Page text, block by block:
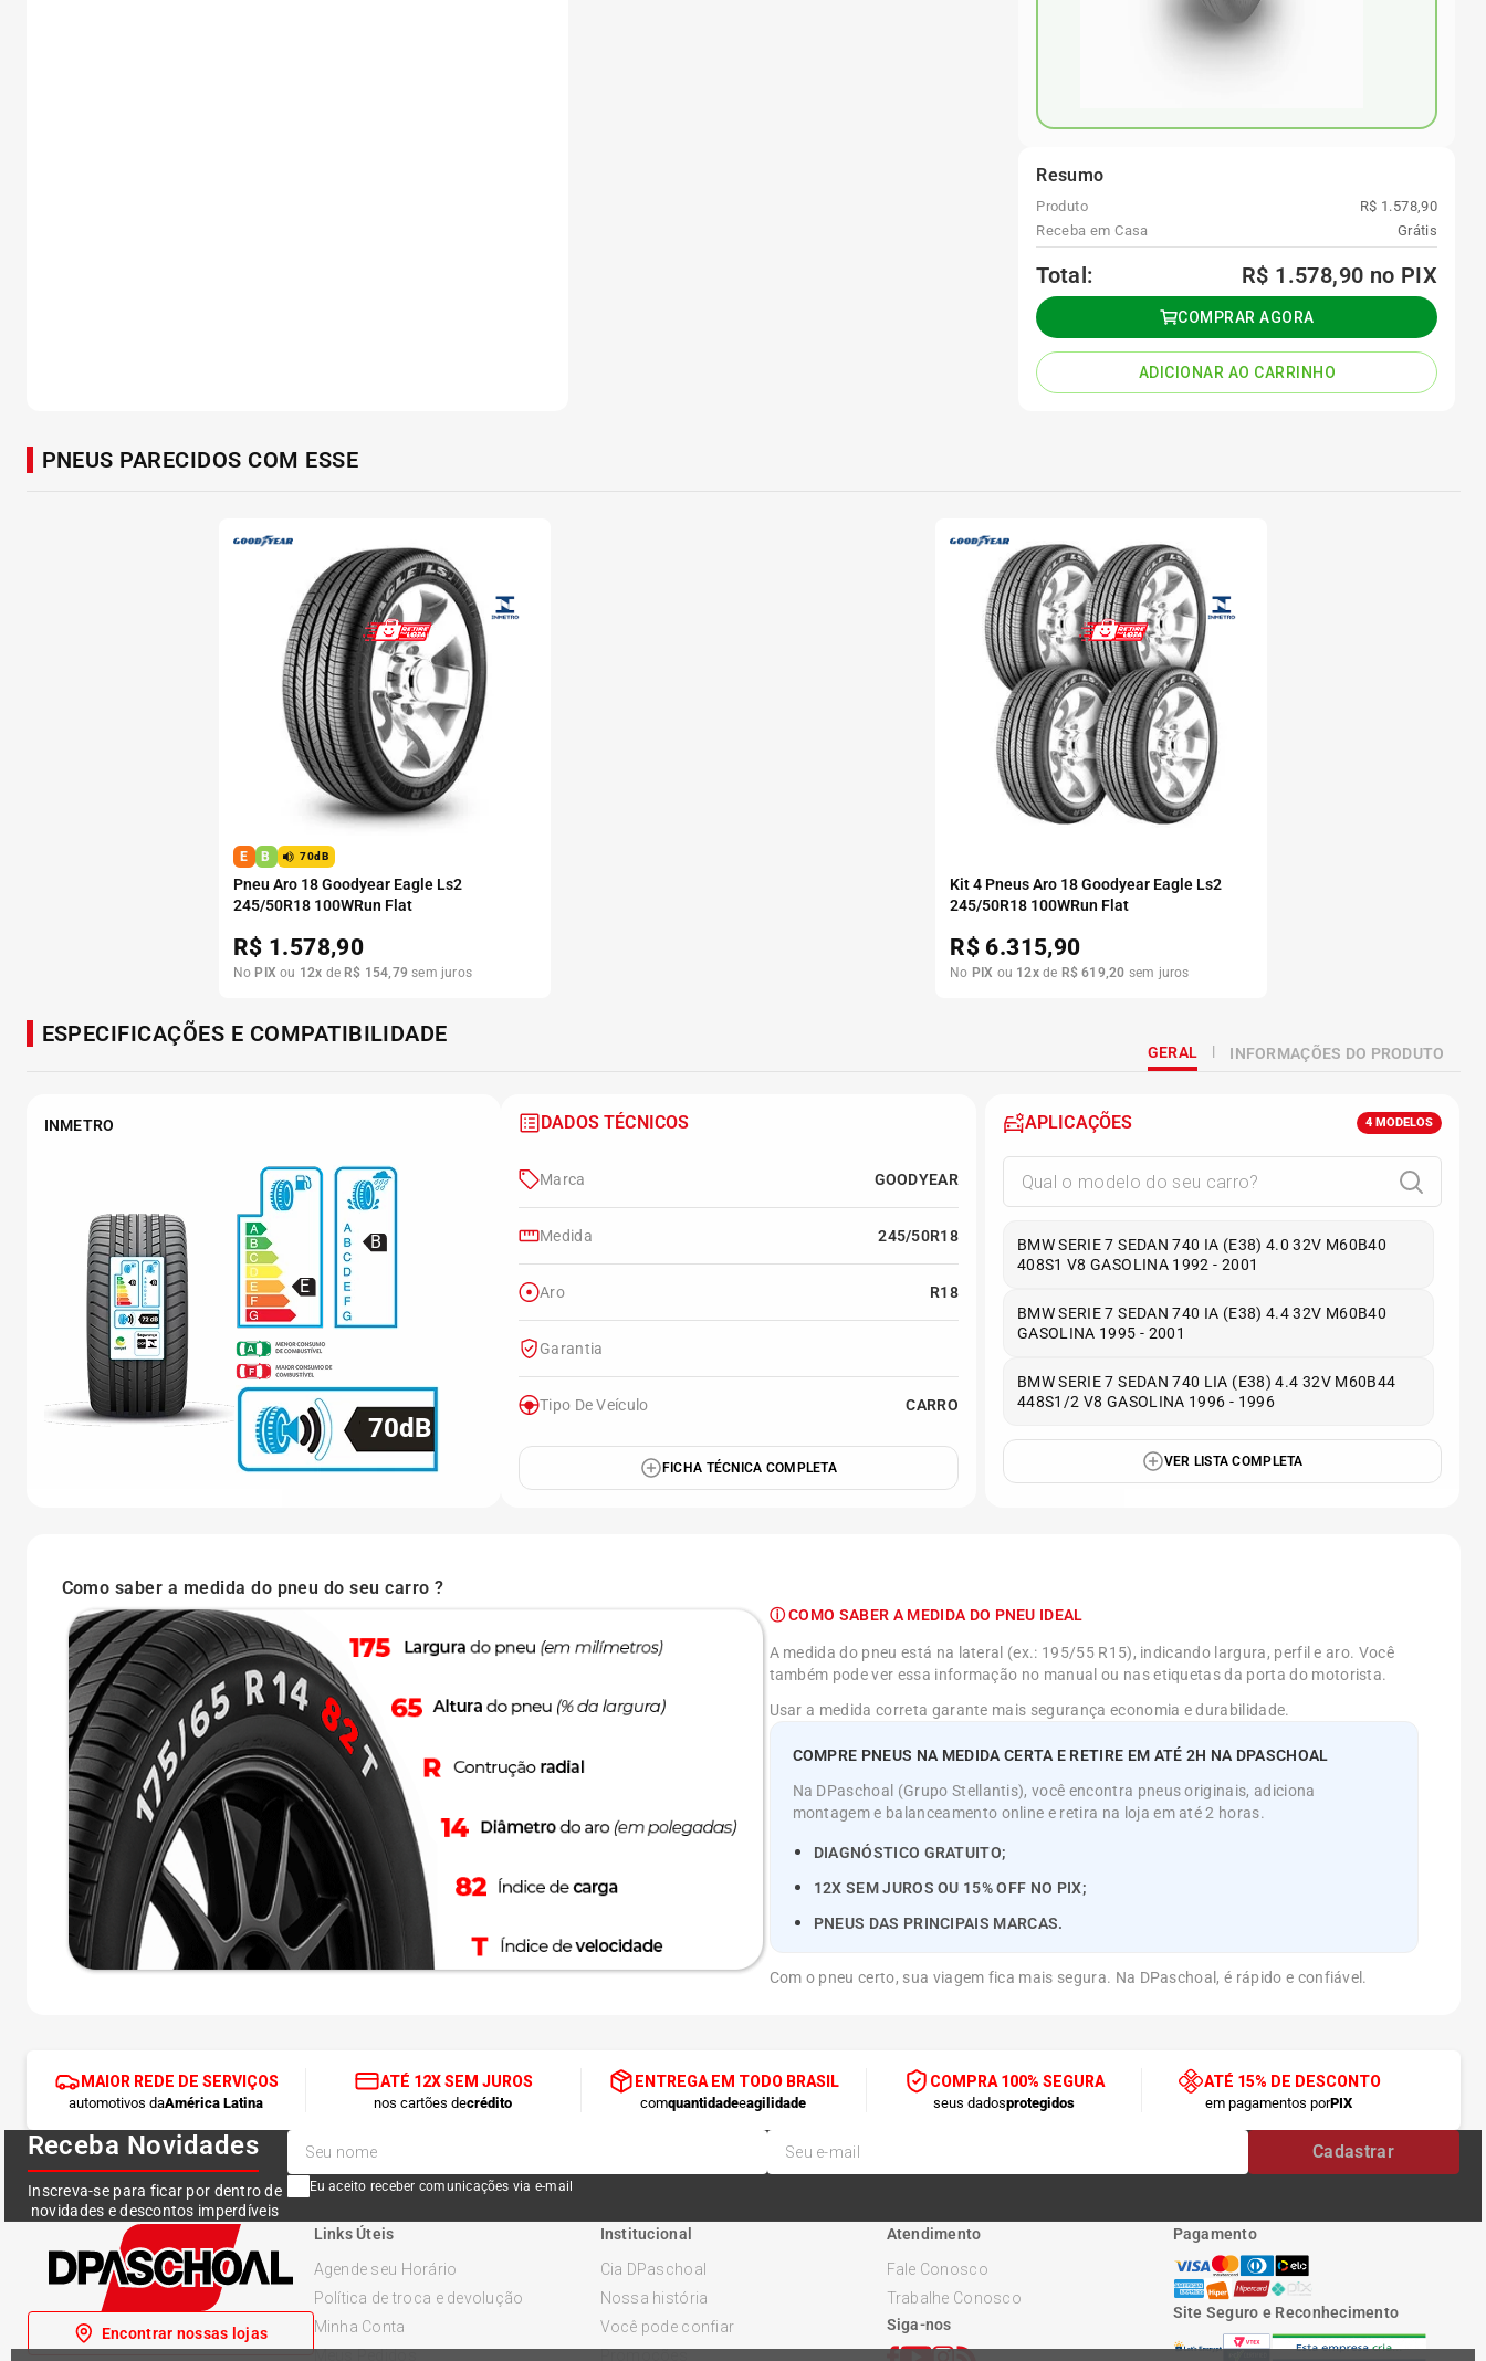
Resumo
Produto
R$ 1.578,90
Receba em Casa
Grátis
Total: R$ 1.578,90 no PIX
COMPRAR AGORA
ADICIONAR AO CARRINHO
PNEUS PARECIDOS COM ESSE
E B 70dB
Pneu Aro 18 Goodyear Eagle Ls2
245/50R18 100WRun Flat
R$ 1.578,90
No PIX ou 12x de R$ 154,79 sem juros
Kit 4 Pneus Aro 18 Goodyear Eagle Ls2
245/50R18 100WRun Flat
R$ 6.315,90
No PIX ou 12xde R$ 619,20 sem juros
ESPECIFICAÇÕES E COMPATIBILIDADE
GERAL INFORMAÇÕES DO PRODUTO
INMETRO
E
B
70dB
DADOS TÉCNICOS
Marca GOODYEAR
Medida 245/50R18
Aro R18
Garantia
Tipo De Veículo CARRO
FICHA TÉCNICA COMPLETA
APLICAÇÕES 4 MODELOS
BMW SERIE 7 SEDAN 740 IA (E38) 4.0 32V M60B40
408S1 V8 GASOLINA 1992 - 2001
BMW SERIE 7 SEDAN 740 IA (E38) 4.4 32V M60B40
GASOLINA 1995 - 2001
BMW SERIE 7 SEDAN 740 LIA (E38) 4.4 32V M60B44
448S1/2 V8 GASOLINA 1996 - 1996
VER LISTA COMPLETA
Como saber a medida do pneu do seu carro ?
ⓘ COMO SABER A MEDIDA DO PNEU IDEAL
A medida do pneu está na lateral (ex.: 195/55 R15), indicando largura, perfil e aro. Você
também pode ver essa informação no manual ou nas etiquetas da porta do motorista.
Usar a medida correta garante mais segurança economia e durabilidade.
COMPRE PNEUS NA MEDIDA CERTA E RETIRE EM ATÉ 2H NA DPASCHOAL
Na DPaschoal (Grupo Stellantis), você encontra pneus originais, adiciona
montagem e balanceamento online e retira na loja em até 2 horas.
DIAGNÓSTICO GRATUITO;
12X SEM JUROS OU 15% OFF NO PIX;
PNEUS DAS PRINCIPAIS MARCAS.
Com o pneu certo, sua viagem fica mais segura. Na DPaschoal, é rápido e confiável.
MAIOR REDE DE SERVIÇOS
automotivos daAmérica Latina
ATÉ 12X SEM JUROS
nos cartões decrédito
ENTREGA EM TODO BRASIL
comquantidadeeagilidade
COMPRA 100% SEGURA
seus dadosprotegidos
ATÉ 15% DE DESCONTO
em pagamentos porPIX
Receba Novidades
Inscreva-se para ficar por dentro de
novidades e descontos imperdíveis
Cadastrar
Eu aceito receber comunicações via e-mail
Encontrar nossas lojas
Links Úteis
Agende seu Horário
Política de troca e devolução
Minha Conta
Institucional
Cia DPaschoal
Nossa história
Você pode confiar
Atendimento
Fale Conosco
Trabalhe Conosco
Siga-nos
Pagamento
Site Seguro e Reconhecimento